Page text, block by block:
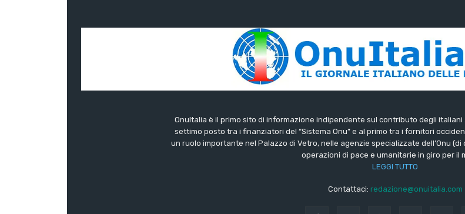
OnuItalia è il primo sito di informazione indipendente sul contributo degli italiani
settimo posto tra i finanziatori del “Sistema Onu” e al primo tra i fornitori
un ruolo importante nel Palazzo di Vetro, nelle agenzie specializzate dell’Onu
operazioni di pace e umanitarie in giro per il
LEGGI TUTTO
Contattaci: redazione@onuitalia.com